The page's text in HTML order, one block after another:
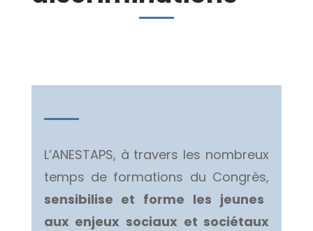
L’ANESTAPS, à travers les nombreux
temps de formations du Congrès,
sensibilise et forme les jeunes
aux enjeux sociaux et sociétaux